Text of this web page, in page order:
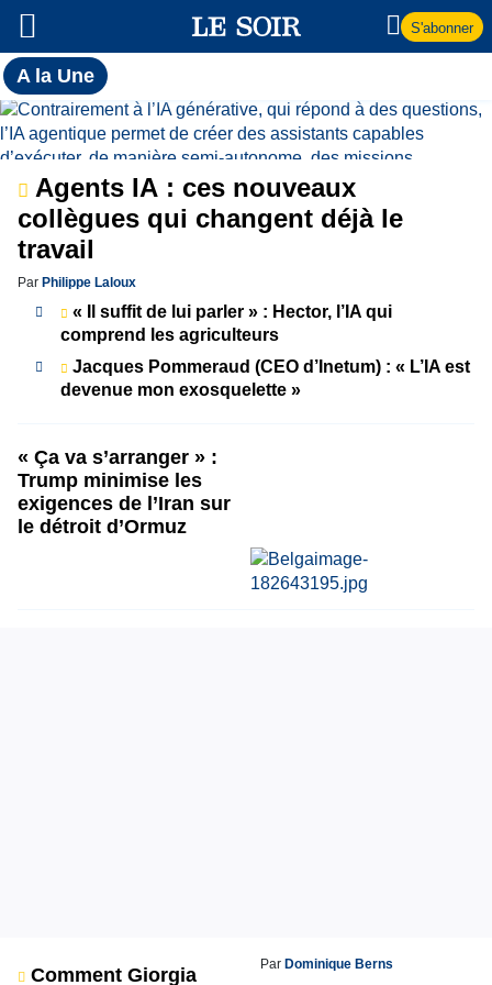
S'abonner
A la UneToutes
l'actualité
du Soir
A
la
Une
Agents IA : ces nouveaux
collègues qui changent déjà le
travail
Par Philippe Laloux
« Il suffit de lui parler » : Hector, l’IA qui
comprend les agriculteurs
Jacques Pommeraud (CEO d’Inetum) : « L’IA est
devenue mon exosquelette »
« Ça va s’arranger » :
Trump minimise les
exigences de l’Iran sur
le détroit d’Ormuz
Comment Giorgia Par Dominique Berns